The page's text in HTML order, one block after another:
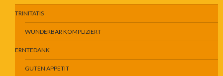
TRINITATIS
WUNDERBAR KOMPLIZIERT
ERNTEDANK
GUTEN APPETIT